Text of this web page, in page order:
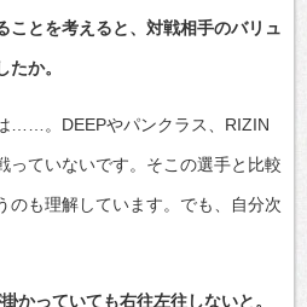
ことを考えると、対戦相手のバリュ
か。
……。DEEPやパンクラス、RIZIN
っていないです。そこの選手と比較
のも理解しています。でも、自分次
っていても右往左往しないと。